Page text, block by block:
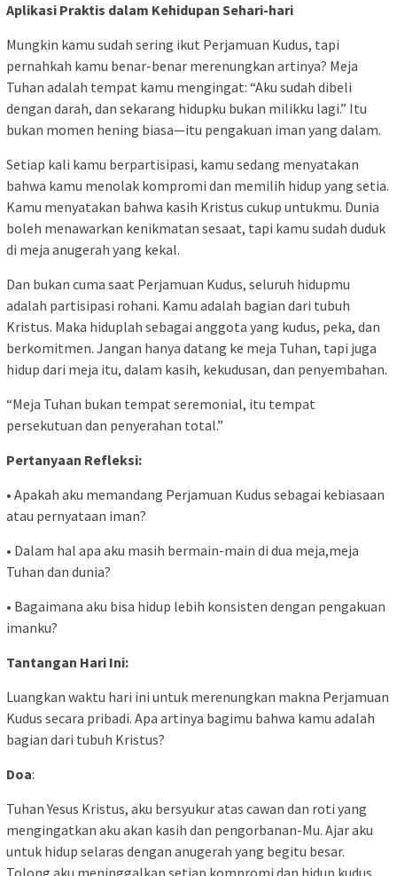
Aplikasi Praktis dalam Kehidupan Sehari-hari
Mungkin kamu sudah sering ikut Perjamuan Kudus, tapi
pernahkah kamu benar-benar merenungkan artinya? Meja
Tuhan adalah tempat kamu mengingat: “Aku sudah dibeli
dengan darah, dan sekarang hidupku bukan milikku lagi.” Itu
bukan momen hening biasa—itu pengakuan iman yang dalam.
Setiap kali kamu berpartisipasi, kamu sedang menyatakan
bahwa kamu menolak kompromi dan memilih hidup yang setia.
Kamu menyatakan bahwa kasih Kristus cukup untukmu. Dunia
boleh menawarkan kenikmatan sesaat, tapi kamu sudah duduk
di meja anugerah yang kekal.
Dan bukan cuma saat Perjamuan Kudus, seluruh hidupmu
adalah partisipasi rohani. Kamu adalah bagian dari tubuh
Kristus. Maka hiduplah sebagai anggota yang kudus, peka, dan
berkomitmen. Jangan hanya datang ke meja Tuhan, tapi juga
hidup dari meja itu, dalam kasih, kekudusan, dan penyembahan.
“Meja Tuhan bukan tempat seremonial, itu tempat
persekutuan dan penyerahan total.”
Pertanyaan Refleksi:
• Apakah aku memandang Perjamuan Kudus sebagai kebiasaan
atau pernyataan iman?
• Dalam hal apa aku masih bermain-main di dua meja,meja
Tuhan dan dunia?
• Bagaimana aku bisa hidup lebih konsisten dengan pengakuan
imanku?
Tantangan Hari Ini:
Luangkan waktu hari ini untuk merenungkan makna Perjamuan
Kudus secara pribadi. Apa artinya bagimu bahwa kamu adalah
bagian dari tubuh Kristus?
Doa:
Tuhan Yesus Kristus, aku bersyukur atas cawan dan roti yang
mengingatkan aku akan kasih dan pengorbanan-Mu. Ajar aku
untuk hidup selaras dengan anugerah yang begitu besar.